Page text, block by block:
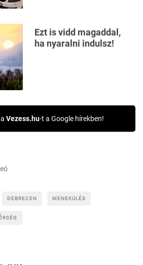
Ezt is vidd magaddal,
ha nyaralni indulsz!
Vezess.hu-t a Google hírekben!
DEBRECEN MENEKÜLÉS